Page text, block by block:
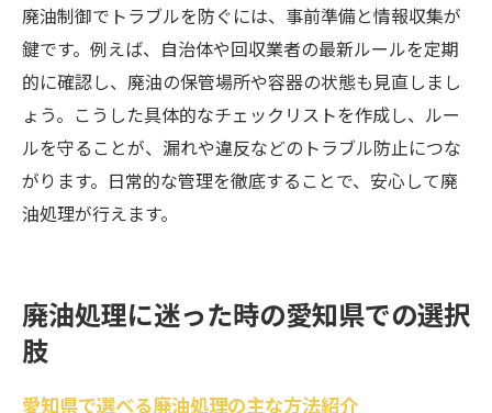
地域ルールを守った納得の廃油処理法
費用と手間を抑える廃油処理の考え方
廃油回収業者との上手な付き合い方
安心して廃油処理できる実践的アドバイス
廃油制御でトラブルを防ぐには、事前準備と情報収集が
鍵です。例えば、自治体や回収業者の最新ルールを定期
的に確認し、廃油の保管場所や容器の状態も見直しまし
ょう。こうした具体的なチェックリストを作成し、ルー
ルを守ることが、漏れや違反などのトラブル防止につな
がります。日常的な管理を徹底することで、安心して廃
油処理が行えます。
廃油処理に迷った時の愛知県での選択
肢
愛知県で選べる廃油処理の主な方法紹介